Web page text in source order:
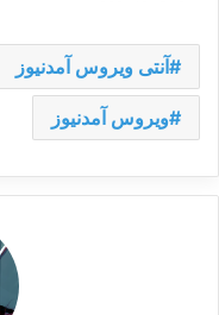
آنتی ویروس آمدنیوز
ویروس آمدنیوز